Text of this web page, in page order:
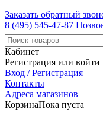
Заказать обратный
8 (495) 545-47-87
Кабинет
Регистрация или войти
Вход / Регистрация
Контакты
Адреса магазинов
КорзинаПока пуста